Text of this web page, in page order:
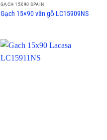
GẠCH 15X90 SPAIN
Gạch 15×90 vân gỗ LC15909NS